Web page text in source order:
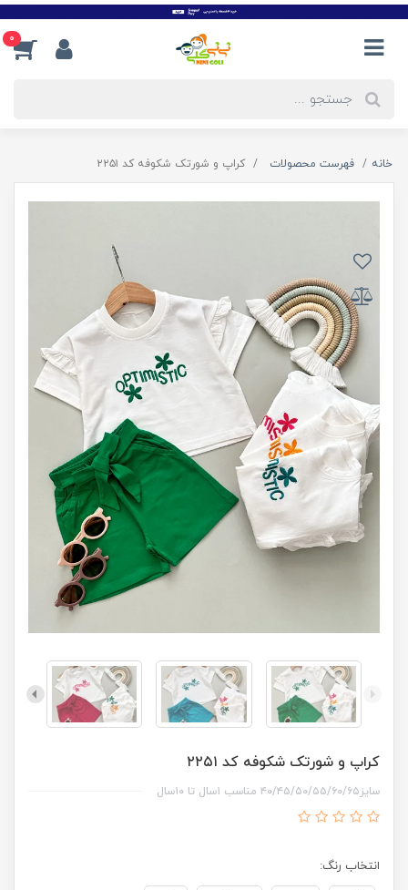
0
خانه فهرست محصولات کراپ و شورتک شکوفه کد ۲۲۵۱
کراپ و شورتک شکوفه کد ۲۲۵۱
سایز۴۰/۴۵/۵۰/۵۵/۶۰/۶۵ مناسب ۱سال تا ۱۰سال
انتخاب رنگ: